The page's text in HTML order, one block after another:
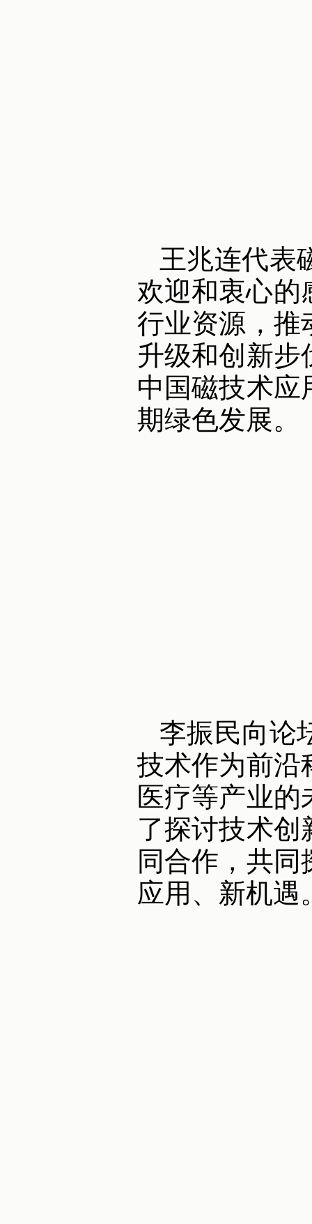
王兆连代表
欢迎和衷心的
行业资源，推
升级和创新步
中国磁技术应
期绿色发展。
李振民向论
技术作为前沿
医疗等产业
了探讨技术
同合作，共
应用、新机遇